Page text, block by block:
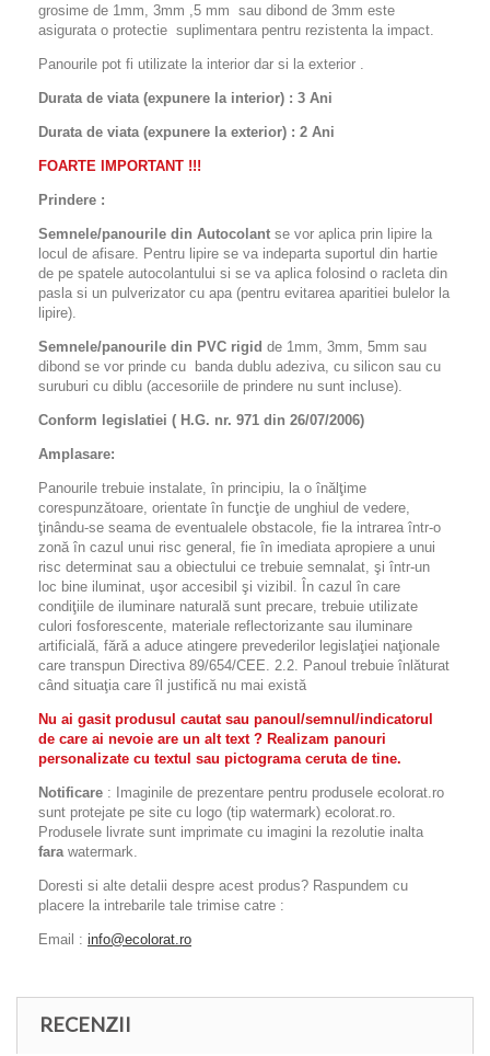
grosime de 1mm, 3mm ,5 mm sau dibond de 3mm este
asigurata o protectie suplimentara pentru rezistenta la impact.
Panourile pot fi utilizate la interior dar si la exterior .
Durata de viata (expunere la interior) : 3 Ani
Durata de viata (expunere la exterior) : 2 Ani
FOARTE IMPORTANT !!!
Prindere :
Semnele/panourile din Autocolant se vor aplica prin lipire la
locul de afisare. Pentru lipire se va indeparta suportul din hartie
de pe spatele autocolantului si se va aplica folosind o racleta din
pasla si un pulverizator cu apa (pentru evitarea aparitiei bulelor la
lipire).
Semnele/panourile din PVC rigid de 1mm, 3mm, 5mm sau
dibond se vor prinde cu banda dublu adeziva, cu silicon sau cu
suruburi cu diblu (accesoriile de prindere nu sunt incluse).
Conform legislatiei ( H.G. nr. 971 din 26/07/2006)
Amplasare:
Panourile trebuie instalate, în principiu, la o înălţime
corespunzătoare, orientate în funcţie de unghiul de vedere,
ţinându-se seama de eventualele obstacole, fie la intrarea într-o
zonă în cazul unui risc general, fie în imediata apropiere a unui
risc determinat sau a obiectului ce trebuie semnalat, şi într-un
loc bine iluminat, uşor accesibil şi vizibil. În cazul în care
condiţiile de iluminare naturală sunt precare, trebuie utilizate
culori fosforescente, materiale reflectorizante sau iluminare
artificială, fără a aduce atingere prevederilor legislaţiei naţionale
care transpun Directiva 89/654/CEE. 2.2. Panoul trebuie înlăturat
când situaţia care îl justifică nu mai există
Nu ai gasit produsul cautat sau panoul/semnul/indicatorul
de care ai nevoie are un alt text ? Realizam panouri
personalizate cu textul sau pictograma ceruta de tine.
Notificare : Imaginile de prezentare pentru produsele ecolorat.ro
sunt protejate pe site cu logo (tip watermark) ecolorat.ro.
Produsele livrate sunt imprimate cu imagini la rezolutie inalta
fara watermark.
Doresti si alte detalii despre acest produs? Raspundem cu
placere la intrebarile tale trimise catre :
Email : info@ecolorat.ro
RECENZII